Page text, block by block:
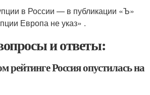
в России — в публикации «Ъ»
Европа не указ» .
и ответы:
рейтинге Россия опустилась на